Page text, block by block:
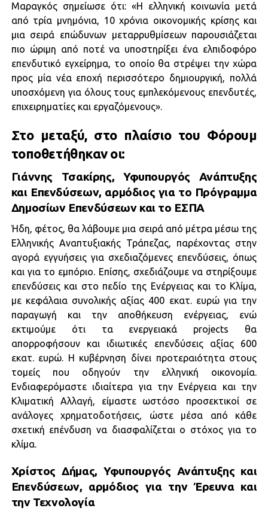
Μαραγκός σημείωσε ότι: «Η ελληνική κοινωνία μετά
από τρία μνημόνια, 10 χρόνια οικονομικής κρίσης και
μια σειρά επώδυνων μεταρρυθμίσεων παρουσιάζεται
πιο ώριμη από ποτέ να υποστηρίξει ένα ελπιδοφόρο
επενδυτικό εγχείρημα, το οποίο θα στρέψει την χώρα
προς μία νέα εποχή περισσότερο δημιουργική, πολλά
υποσχόμενη για όλους τους εμπλεκόμενους επενδυτές,
επιχειρηματίες και εργαζόμενους».
Στο μεταξύ, στο πλαίσιο του Φόρουμ
τοποθετήθηκαν οι:
Γιάννης Τσακίρης, Υφυπουργός Ανάπτυξης
και Επενδύσεων, αρμόδιος για το Πρόγραμμα
Δημοσίων Επενδύσεων και το ΕΣΠΑ
Ήδη, φέτος, θα λάβουμε μια σειρά από μέτρα μέσω της
Ελληνικής Αναπτυξιακής Τράπεζας, παρέχοντας στην
αγορά εγγυήσεις για σχεδιαζόμενες επενδύσεις, όπως
και για το εμπόριο. Επίσης, σχεδιάζουμε να στηρίξουμε
επενδύσεις και στο πεδίο της Ενέργειας και το Κλίμα,
με κεφάλαια συνολικής αξίας 400 εκατ. ευρώ για την
παραγωγή και την αποθήκευση ενέργειας, ενώ
εκτιμούμε ότι τα ενεργειακά projects θα
απορροφήσουν και ιδιωτικές επενδύσεις αξίας 600
εκατ. ευρώ. Η κυβέρνηση δίνει προτεραιότητα στους
τομείς που οδηγούν την ελληνική οικονομία.
Ενδιαφερόμαστε ιδιαίτερα για την Ενέργεια και την
Κλιματική Αλλαγή, είμαστε ωστόσο προσεκτικοί σε
ανάλογες χρηματοδοτήσεις, ώστε μέσα από κάθε
σχετική επένδυση να διασφαλίζεται ο στόχος για το
κλίμα.
Χρίστος Δήμας, Υφυπουργός Ανάπτυξης και
Επενδύσεων, αρμόδιος για την Έρευνα και
την Τεχνολογία